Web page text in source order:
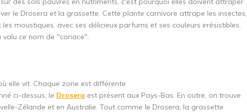
le Drosera et la grassette. Cette plante carnivore attrape les insectes,
moustiques, avec ses délicieux parfums et ses couleurs irrésistibles.
ce nom de "coriace".
elle vit. Chaque zone est différente
ci-dessus, le Drosera est présent aux Pays-Bas. En outre, on trouve
Zélande et en Australie. Tout comme le Drosera, la grassette